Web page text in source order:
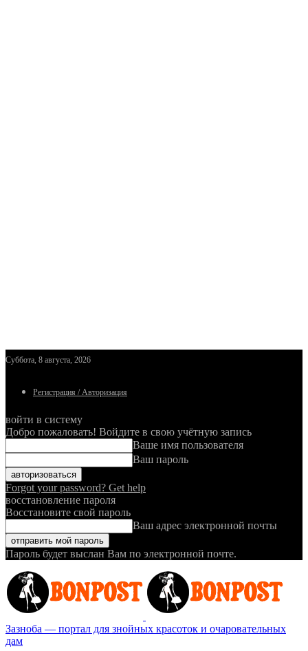
Суббота, 8 августа, 2026
Регистрация / Авторизация
войти в систему
Добро пожаловать! Войдите в свою учётную запись
Ваше имя пользователя
Ваш пароль
Forgot your password? Get help
восстановление пароля
Восстановите свой пароль
Ваш адрес электронной почты
Пароль будет выслан Вам по электронной почте.
Зазноба — портал для знойных красоток и очаровательных
дам